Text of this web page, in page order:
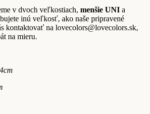
v dvoch veľkostiach, menšie UNI a
inú veľkosť, ako naše pripravené
kontaktovať na lovecolors@lovecolors.sk,
na mieru.